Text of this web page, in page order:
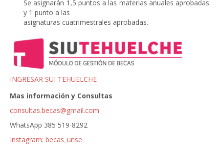
Se asignarán 1,5 puntos a las materias anuales aprobadas
y 1 punto a las
asignaturas cuatrimestrales aprobadas.
INGRESAR SUI TEHUELCHE
Mas información y Consultas
consultas.becas@gmail.com
WhatsApp 385 519-8292
Instagram: becas_unse